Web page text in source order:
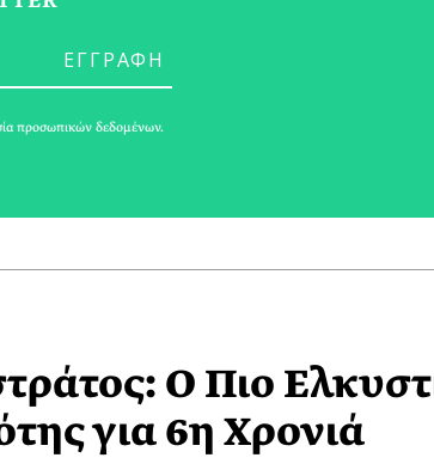
Μέσω
Program
Ο Πιο
για 6η Χρονιά
προσωπικών δεδομένων.